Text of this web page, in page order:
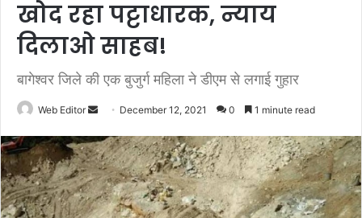
खोद रहा पट्टाधारक, न्याय
दिलाओ साहब!
बागेश्वर जिले की एक बुजुर्ग महिला ने डीएम से लगाई गुहार
Web Editor
n
d
a
n
December 12, 2021 0 1 minute read